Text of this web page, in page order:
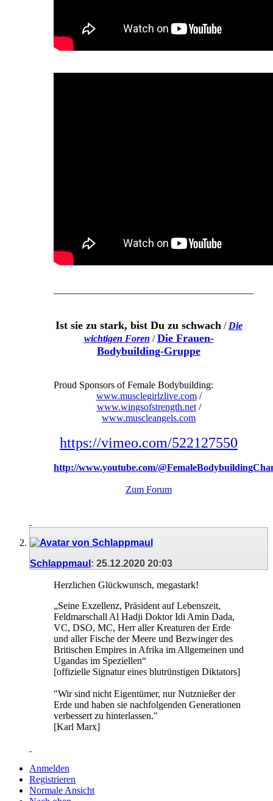
–––––––––––––––––––––––––––––––––––––––––
Ist sie zu stark, bist Du zu schwach/Die
wichtigen Foren /Die Frauen-
Bodybuilding-Gruppe
Proud Sponsors of Female Bodybuilding:
www.musclegirlzlive.com/
www.wingsofstrength.net/
www.muscleangels.com
https://vimeo.com/522127550
http://www.youtube.com/
Zum Forum
Schlappmaul : 25.12.2020 20:03
Herzlichen Glückwunsch, megastark!
„Seine Exzellenz, Präsident auf Lebenszeit,
Feldmarschall Al Hadji Doktor Idi Amin Dada,
VC, DSO, MC, Herr aller Kreaturen der Erde
und aller Fische der Meere und Bezwinger des
Britischen Empires in Afrika im Allgemeinen und
Ugandas im Speziellen“
[offizielle Signatur eines blutrünstigen Diktators]
"Wir sind nicht Eigentümer, nur Nutznießer der
Erde und haben sie nachfolgenden Generationen
verbessert zu hinterlassen."
[Karl Marx]
Anmelden
Registrieren
Normale Ansicht